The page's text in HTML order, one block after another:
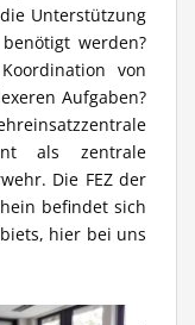
Unterstützung
werden?
von
Aufgaben?
als zentrale
Die FEZ der
befindet sich
hier bei uns